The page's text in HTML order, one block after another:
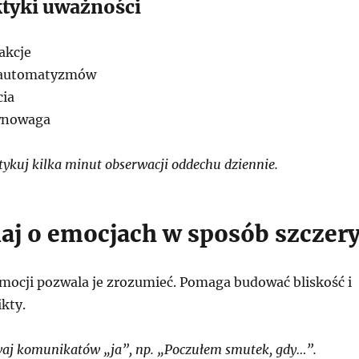
uważności
kilka minut obserwacji oddechu dziennie.
o emocjach w sposób
pozwala je zrozumieć. Pomaga budować bliskość i
komunikatów „ja”, np. „Poczułem smutek, gdy…”.